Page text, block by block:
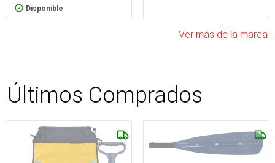
Disponible
Ver más de la marca
Últimos Comprados